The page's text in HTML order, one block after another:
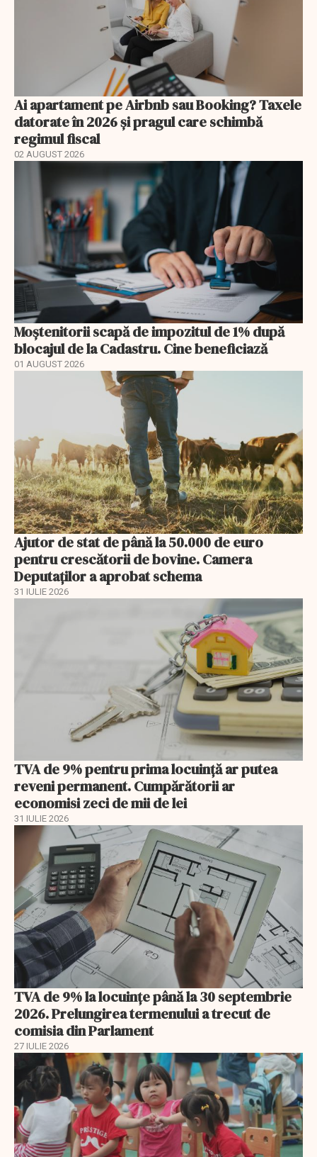
Ai apartament pe Airbnb sau Booking? Taxele
datorate în 2026 și pragul care schimbă
regimul fiscal
02 AUGUST 2026
Moștenitorii scapă de impozitul de 1% după
blocajul de la Cadastru. Cine beneficiază
01 AUGUST 2026
Ajutor de stat de până la 50.000 de euro
pentru crescătorii de bovine. Camera
Deputaților a aprobat schema
31 IULIE 2026
TVA de 9% pentru prima locuință ar putea
reveni permanent. Cumpărătorii ar
economisi zeci de mii de lei
31 IULIE 2026
TVA de 9% la locuințe până la 30 septembrie
2026. Prelungirea termenului a trecut de
comisia din Parlament
27 IULIE 2026